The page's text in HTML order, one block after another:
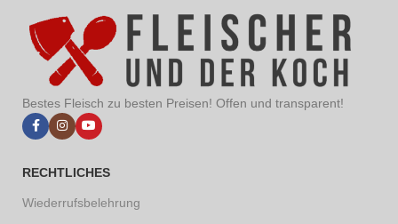
Bestes Fleisch zu besten Preisen! Offen und transparent!
RECHTLICHES
Wiederrufsbelehrung